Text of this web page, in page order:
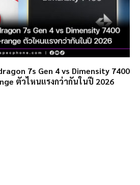
7s Gen 4 vs Dimensity 7400
ตัวไหนแรงกว่ากันในปี 2026